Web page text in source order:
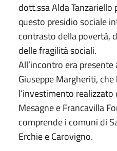
dott.ssa Alda
questo presidio sociale
contrasto della povertà,
delle fragilità sociali.
All’incontro era
Giuseppe Margheriti,
l’investimento
Mesagne e Francavilla
comprende i comuni di
Erchie e Carovigno.